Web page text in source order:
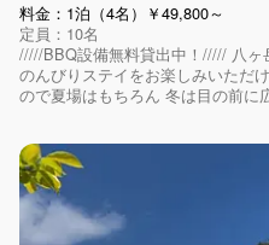
料金：1泊（4名）￥49,800～
定員：10名
/////BBQ設備無料貸出中！///// 八
のんびりステイをお楽しみいただ
ので夏場はもちろん 冬は目の前に